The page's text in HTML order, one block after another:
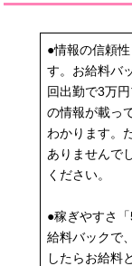
●情報の信頼
す。お給料バ
回出勤で3万
の情報が載っ
わかります。
ありませんで
ください。
●稼ぎやすさ
給料バックで
したらお給料